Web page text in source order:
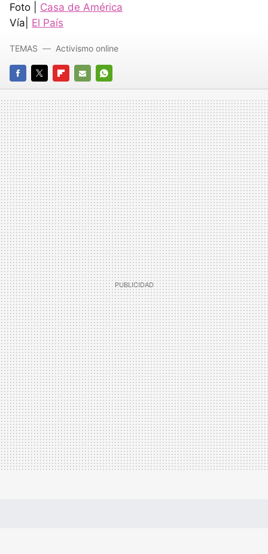
Foto | Casa de América
Vía| El País
FACEBOOK
TWITTERFLIPBOARD
E-
MAIL
WHATSAPP
TEMAS Activismo online